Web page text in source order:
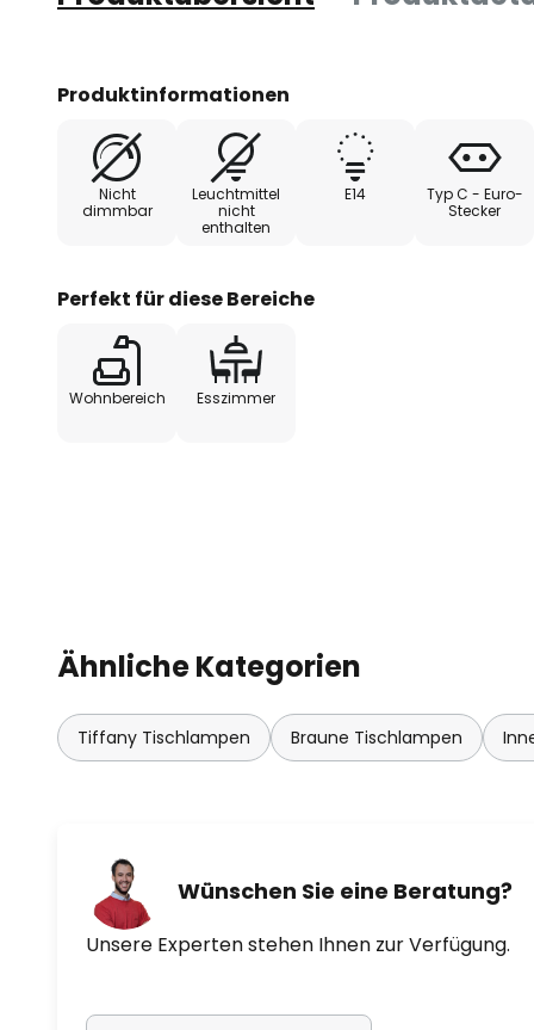
Produktinformationen
Nicht
dimmbar
Leuchtmittel
nicht
enthalten
E14
Typ C - Euro-
Stecker
Perfekt für diese Bereiche
Wohnbereich Esszimmer
Ähnliche Kategorien
Tiffany Tischlampen Braune Tischlampen
Wünschen Sie eine Beratung?
Unsere Experten stehen Ihnen zur Verfügung.